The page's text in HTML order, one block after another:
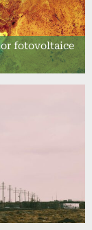
fotovoltaice